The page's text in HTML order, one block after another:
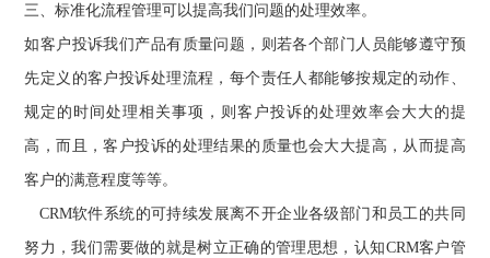
三 、标准化流程管理可以提高我们问题的处理效率。
如客户投诉我们产品有质量问题，则若各个部门人员能够遵守预
先定义的客户投诉处理流程，每个责任人都能够按规定的动作、
规定的时间处理相关事项，则客户投诉的处理效率会大大的提
高，而且，客户投诉的处理结果的质量也会大大提高，从而提高
客户的满意程度等等。
CRM软件系统的可持续发展离不开企业各级部门和员工的共同
努力，我们需要做的就是树立正确的管理思想，认知CRM客户管